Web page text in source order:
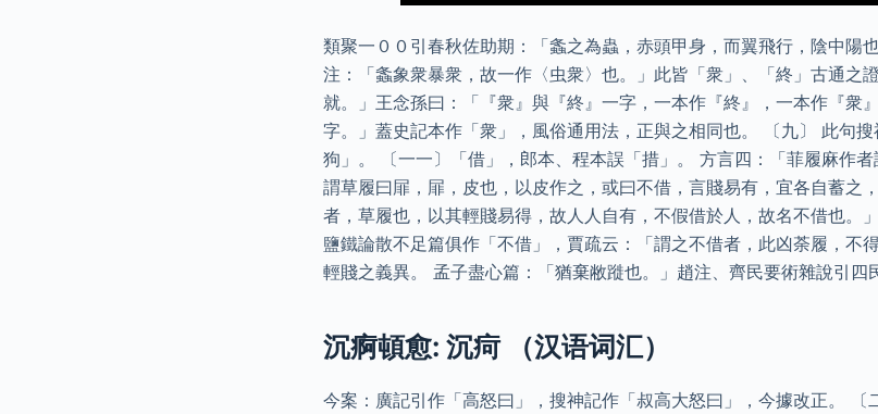
類聚一００引春秋佐助期：「螽之為蟲，赤頭甲身，而翼飛行，陰中陽
注：「螽象衆暴衆，故一作〈虫衆〉也。」此皆「衆」、「終」古通之
就。」王念孫曰：「『衆』與『終』一字，一本作『終』，一本作『衆
字。」蓋史記本作「衆」，風俗通用法，正與之相同也。 〔九〕 此句
狗」。 〔一一〕「借」，郎本、程本誤「措」。 方言四：「菲履麻作
謂草履曰屝，屝，皮也，以皮作之，或曰不借，言賤易有，宜各自蓄之
者，草履也，以其輕賤易得，故人人自有，不假借於人，故名不借也。
鹽鐵論散不足篇俱作「不借」，賈疏云：「謂之不借者，此凶荼履，不
輕賤之義異。 孟子盡心篇：「猶棄敝蹝也。」趙注、齊民要術雜說引四
沉痾頓愈: 沉疴 （汉语词汇）
今案：廣記引作「高怒曰」，搜神記作「叔高大怒曰」，今據改正。 〔